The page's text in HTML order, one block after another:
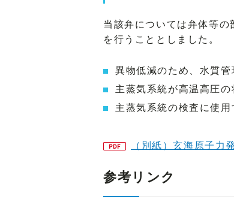
当該弁については弁体等
を行うこととしました。
異物低減のため、水質管
主蒸気系統が高温高圧
主蒸気系統の検査に使
（別紙）玄海原子力
参考リンク